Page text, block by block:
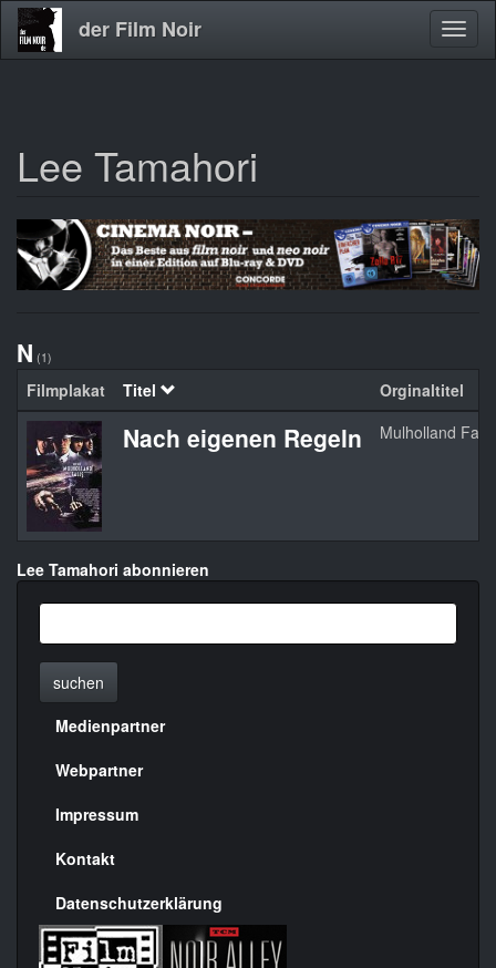
Direkt
zum
der Film Noir
Lee Tamahori
N (1)
Filmplakat Titel Orginaltitel
Nach eigenen Regeln Mulholland Falls
Lee Tamahori abonnieren
suchen
Menülinks
rechte
Seite
Medienpartner
Webpartner
Impressum
Kontakt
Datenschutzerklärung